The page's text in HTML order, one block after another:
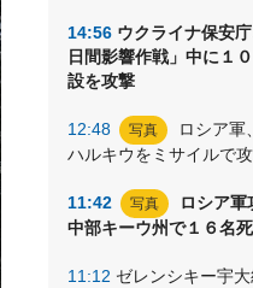
14:56 ウクライナ保安
日間影響作戦」中に１
設を攻撃
12:48 写真
ロシア軍
ハルキウをミサイルで
11:42 写真
ロシア軍
中部キーウ州で１６名
11:12 ゼレンシキー宇